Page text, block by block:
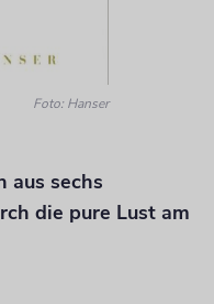
Foto: Hanser
aus sechs
die pure Lust am